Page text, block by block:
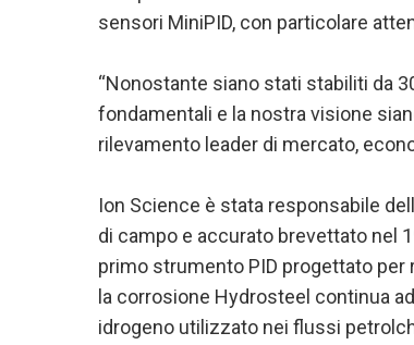
sensori MiniPID, con particolare
“Nonostante siano stati stabiliti da
fondamentali e la nostra visione
rilevamento leader di mercato,
Ion Science è stata responsabile
di campo e accurato brevettato nel
primo strumento PID progettato per
la corrosione Hydrosteel continua
idrogeno utilizzato nei flussi